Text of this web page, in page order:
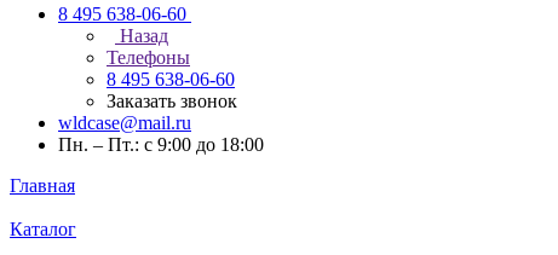
8 495 638-06-60
Назад
Телефоны
8 495 638-06-60
Заказать звонок
wldcase@mail.ru
Пн. – Пт.: с 9:00 до 18:00
Главная
Каталог